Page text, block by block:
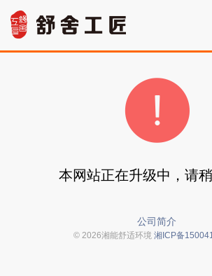
本网站正在升级中，请
公司简介
© 2026湘能舒适环境 湘ICP备